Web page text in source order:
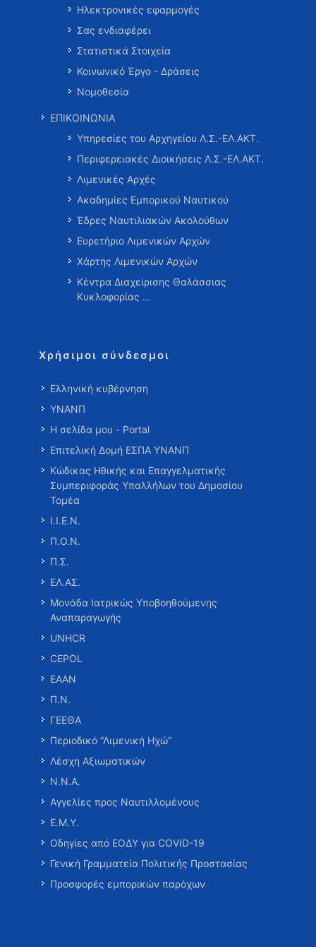
Ηλεκτρονικές εφαρμογές
Σας ενδιαφέρει
Στατιστικά Στοιχεία
Κοινωνικό Έργο - Δράσεις
Νομοθεσία
ΕΠΙΚΟΙΝΩΝΙΑ
Υπηρεσίες του Αρχηγείου Λ.Σ.-ΕΛ.ΑΚΤ.
Περιφερειακές Διοικήσεις Λ.Σ.-ΕΛ.ΑΚΤ.
Λιμενικές Αρχές
Ακαδημίες Εμπορικού Ναυτικού
Έδρες Ναυτιλιακών Ακολούθων
Ευρετήριο Λιμενικών Αρχών
Χάρτης Λιμενικών Αρχών
Κέντρα Διαχείρισης Θαλάσσιας
Κυκλοφορίας …
Χρήσιμοι σύνδεσμοι
Ελληνική κυβέρνηση
ΥΝΑΝΠ
Η σελίδα μου - Portal
Επιτελική Δομή ΕΣΠΑ ΥΝΑΝΠ
Κώδικας Ηθικής και Επαγγελματικής
Συμπεριφοράς Υπαλλήλων του Δημοσίου
Τομέα
Ι.Ι.Ε.Ν.
Π.Ο.Ν.
Π.Σ.
ΕΛ.ΑΣ.
Μονάδα Ιατρικώς Υποβοηθούμενης
Αναπαραγωγής
UNHCR
CEPOL
ΕΑΑΝ
Π.Ν.
ΓΕΕΘΑ
Περιοδικό “Λιμενική Ηχώ”
Λέσχη Αξιωματικών
Ν.Ν.Α.
Αγγελίες προς Ναυτιλλομένους
Ε.Μ.Υ.
Οδηγίες από ΕΟΔΥ για COVID-19
Γενική Γραμματεία Πολιτικής Προστασίας
Προσφορές εμπορικών παρόχων